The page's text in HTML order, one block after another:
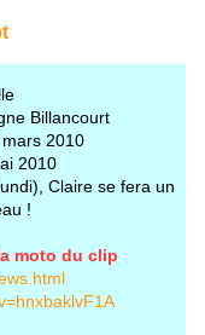
Billancourt
2010
2010
Claire se fera un
!
moto du clip